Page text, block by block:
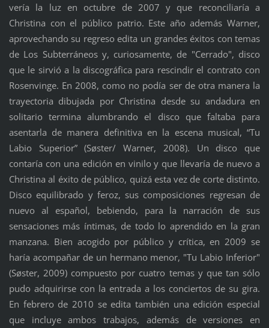
vería la luz en octubre de 2007 y que reconciliaría a
Christina con el público patrio. Este año además Warner,
aprovechando su regreso edita un grandes éxitos con temas
de Los Subterráneos y, curiosamente, de "Cerrado", disco
que le sirvió a la discográfica para rescindir el contrato con
Rosenvinge. En 2008, como no podía ser de otra manera la
trayectoria dibujada por Christina desde su andadura en
solitario termina alumbrando el disco que faltaba para
asentarla de manera definitiva en la escena musical, “Tu
Labio Superior” (Søster/ Warner, 2008). Un disco que
contaría con una edición en vinilo y que llevaría de nuevo a
Christina al éxito de público, quizá esta vez de corte distinto.
Disco equilibrado y feroz, sus composiciones regresan de
nuevo al español, bebiendo, para la narración de sus
sensaciones más íntimas, de todo lo aprendido en la gran
manzana. Bien acogido por público y crítica, en 2009 se
haría acompañar de un hermano menor, "Tu Labio Inferior"
(Søster, 2009) compuesto por cuatro temas y que tan sólo
pudo adquirirse con la entrada a los conciertos de su gira.
En febrero de 2010 se edita también una edición especial
que incluye ambos trabajos, además de versiones en